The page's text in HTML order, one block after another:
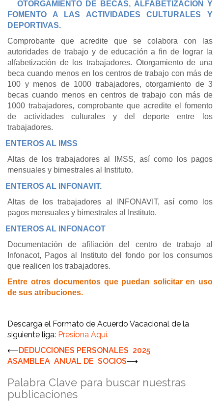
OTORGAMIENTO DE BECAS, ALFABETIZACION Y
FOMENTO A LAS ACTIVIDADES CULTURALES Y
DEPORTIVAS.
Comprobante que acredite que se colabora con las
autoridades de trabajo y de educación a fin de lograr la
alfabetización de los trabajadores. Otorgamiento de una
beca cuando menos en los centros de trabajo con más de
100 y menos de 1000 trabajadores, otorgamiento de 3
becas cuando menos en centros de trabajo con más de
1000 trabajadores, comprobante que acredite el fomento
de actividades culturales y del deporte entre los
trabajadores.
ENTEROS AL IMSS
Altas de los trabajadores al IMSS, así como los pagos
mensuales y bimestrales al Instituto.
ENTEROS AL INFONAVIT.
Altas de los trabajadores al INFONAVIT, así como los
pagos mensuales y bimestrales al Instituto.
ENTEROS AL INFONACOT
Documentación de afiliación del centro de trabajo al
Infonacot, Pagos al Instituto del fondo por los consumos
que realicen los trabajadores.
Entre otros documentos que puedan solicitar en uso
de sus atribuciones.
Descarga el Formato de Acuerdo Vacacional de la
siguiente liga: Presiona Aquí.
Navegación
de
entradas
⟵DEDUCCIONES PERSONALES 2025
ASAMBLEA ANUAL DE SOCIOS⟶
Palabra Clave para buscar nuestras
publicaciones